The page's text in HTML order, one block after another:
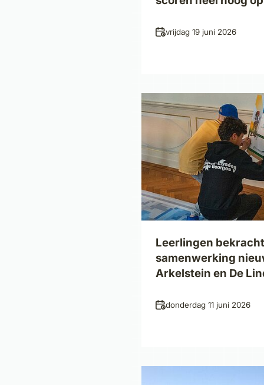
Datum
vrijdag 19 juni 2026
Leerlingen
samenwerking
Arkelstein en De
Datum
donderdag 11 juni 2026